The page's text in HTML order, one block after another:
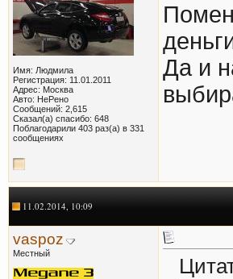
Имя: Людмила
Регистрация: 11.01.2011
Адрес: Москва
Авто: НеРено
Сообщений: 2,615
Сказал(а) спасибо: 648
Поблагодарили 403 раз(а) в 331
сообщениях
Да и
11.02.2014, 10:09
vaspoz
Местный